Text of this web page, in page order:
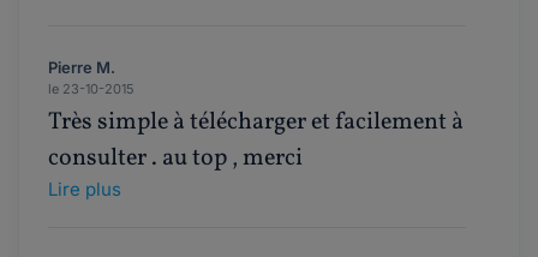
Pierre M.
le 23-10-2015
Très simple à télécharger et facilement à
consulter . au top , merci
Lire plus